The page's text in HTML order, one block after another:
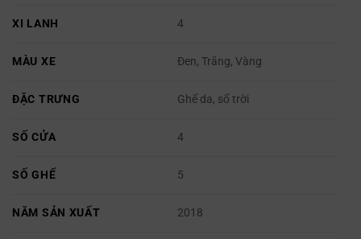
XI LANH 4
MÀU XE Đen, Trắng, Vàng
ĐẶC TRƯNG Ghế da, sổ trời
SỐ CỬA 4
SỐ GHẾ 5
NĂM SẢN XUẤT 2018